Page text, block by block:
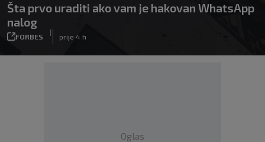
Šta prvo uraditi ako vam je hakovan WhatsApp
nalog
FORBES
|
prije 4 h
Oglas